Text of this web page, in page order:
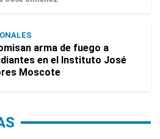
arma de fuego a
en el Instituto José
Moscote